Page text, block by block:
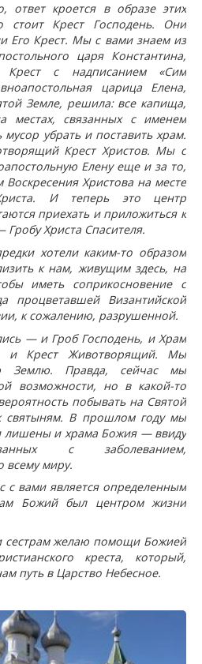
ответ кроется в образе этих
стоит Крест Господень. Они
Его Крест. Мы с вами знаем из
царя Константина,
с надписанием «Сим
царица Елена,
Земле, решила: все капища,
местах, связанных с именем
убрать и поставить храм.
Крест Христов. Мы с
Елену еще и за то,
Христова на месте
И теперь это центр
приехать и приложиться к
Христа Спасителя.
хотели каким-то образом
к нам, живущим здесь, на
иметь соприкосновение с
процветавшей Византийской
к сожалению, разрушенной.
сь — и Гроб Господень, и Храм
и Крест Животворящий. Мы
Землю. Правда, сейчас мы
возможности, но в какой-то
побывать на Святой
святыням. В прошлом году мы
лишены и храма Божия — ввиду
с заболеванием,
всему миру.
с вами является определенным
Божий был центром жизни
сестрам желаю помощи Божией
креста, который,
путь в Царство Небесное.